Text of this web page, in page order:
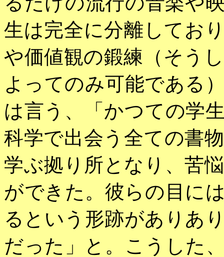
生は完全に分離してお
や価値観の鍛練（そう
よってのみ可能である
は言う、「かつての学
科学で出会う全ての書
学ぶ拠り所となり、苦
ができた。彼らの目に
るという形跡がありあ
だった」と。こうした